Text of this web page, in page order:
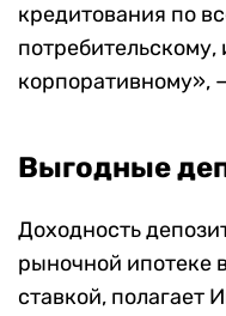
кредитования по
потребительскому,
корпоративному»,
Выгодные
Доходность
рыночной ипотеке
ставкой, полагает